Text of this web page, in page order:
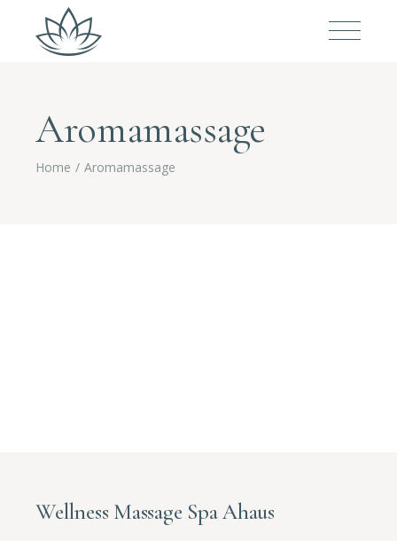
Aromamassage
Home Aromamassage
Wellness Massage Spa Ahaus